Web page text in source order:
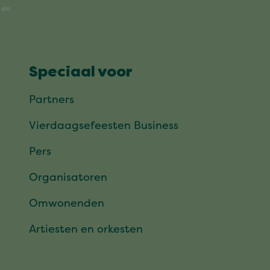
Speciaal voor
Partners
Vierdaagsefeesten Business
Pers
Organisatoren
Omwonenden
Artiesten en orkesten